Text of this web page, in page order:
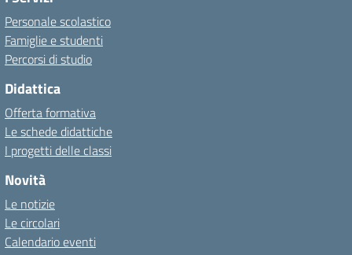
Personale scolastico
Famiglie e studenti
Percorsi di studio
Didattica
Offerta formativa
Le schede didattiche
I progetti delle classi
Novità
Le notizie
Le circolari
Calendario eventi